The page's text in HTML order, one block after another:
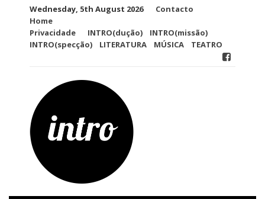
Wednesday, 5th August 2026
Contacto
Home
Privacidade
INTRO(dução)
INTRO(missão)
INTRO(specção)
LITERATURA MÚSICA TEATRO